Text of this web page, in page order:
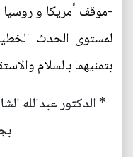
-موقف أمريكا و
لمستوى الحدث
بتمنيهما بالسلام
* الدكتور عبدالله